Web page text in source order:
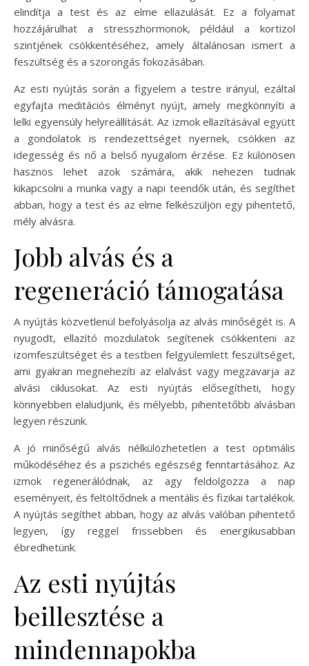
elindítja a test és az elme ellazulását. Ez a folyamat
hozzájárulhat a stresszhormonok, például a kortizol
szintjének csökkentéséhez, amely általánosan ismert a
feszültség és a szorongás fokozásában.
Az esti nyújtás során a figyelem a testre irányul, ezáltal
egyfajta meditációs élményt nyújt, amely megkönnyíti a
lelki egyensúly helyreállítását. Az izmok ellazításával együtt
a gondolatok is rendezettséget nyernek, csökken az
idegesség és nő a belső nyugalom érzése. Ez különösen
hasznos lehet azok számára, akik nehezen tudnak
kikapcsolni a munka vagy a napi teendők után, és segíthet
abban, hogy a test és az elme felkészüljön egy pihentető,
mély alvásra.
Jobb alvás és a
regeneráció támogatása
A nyújtás közvetlenül befolyásolja az alvás minőségét is. A
nyugodt, ellazító mozdulatok segítenek csökkenteni az
izomfeszültséget és a testben felgyülemlett feszültséget,
ami gyakran megnehezíti az elalvást vagy megzavarja az
alvási ciklusokat. Az esti nyújtás elősegítheti, hogy
könnyebben elaludjunk, és mélyebb, pihentetőbb alvásban
legyen részünk.
A jó minőségű alvás nélkülözhetetlen a test optimális
működéséhez és a pszichés egészség fenntartásához. Az
izmok regenerálódnak, az agy feldolgozza a nap
eseményeit, és feltöltődnek a mentális és fizikai tartalékok.
A nyújtás segíthet abban, hogy az alvás valóban pihentető
legyen, így reggel frissebben és energikusabban
ébredhetünk.
Az esti nyújtás
beillesztése a
mindennapokba